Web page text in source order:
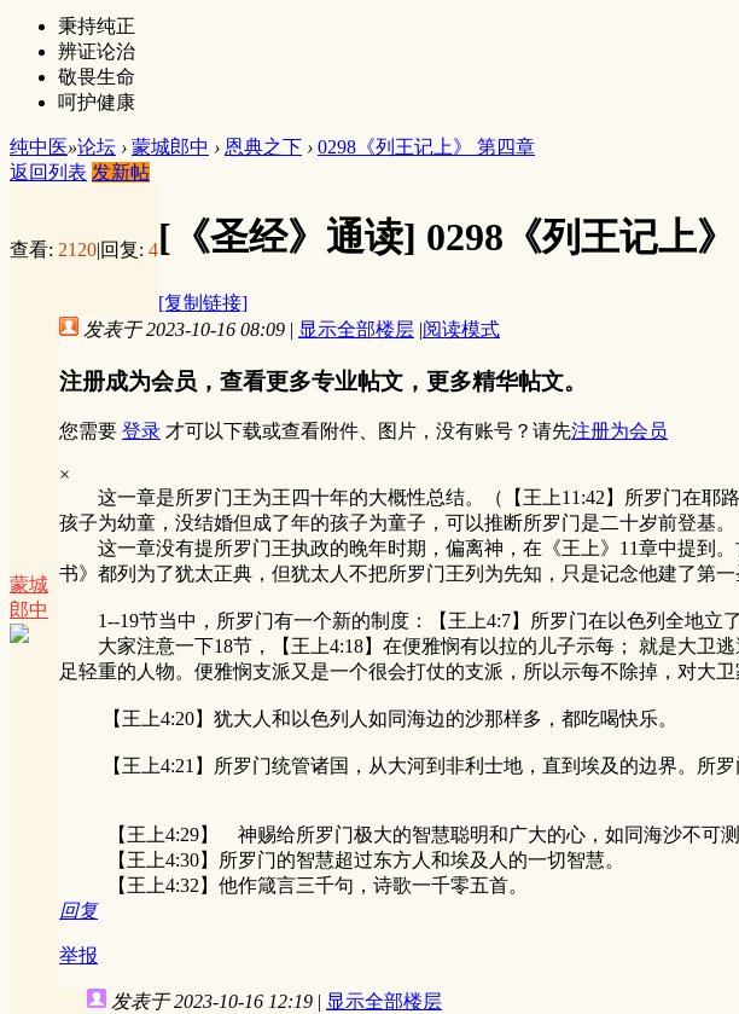
秉持纯正
辨证论治
敬畏生命
呵护健康
纯中医»论坛 › 蒙城郎中 › 恩典之下 › 0298《列王记上》 第四章
返回列表 发新帖
查看: 2120|回复: 4[《圣经》通读] 0298《列王记上
[复制链接]
蒙城
郎中
发表于 2023-10-16 08:09 | 显示全部楼层 |阅读模式
注册成为会员，查看更多专业帖文，更多精华帖文。
您需要 登录 才可以下载或查看附件、图片，没有账号？请先注册为会员
×
这一章是所罗门王为王四十年的大概性总结。（【王上11:42】所罗门在耶
孩子为幼童，没结婚但成了年的孩子为童子，可以推断所罗门是二十岁前登基。
这一章没有提所罗门王执政的晚年时期，偏离神，在《王上》11章中提到。
书》都列为了犹太正典，但犹太人不把所罗门王列为先知，只是记念他建了第一
1--19节当中，所罗门有一个新的制度：【王上4:7】所罗门在以色列全地立
大家注意一下18节，【王上4:18】在便雅悯有以拉的儿子示每； 就是大卫
足轻重的人物。便雅悯支派又是一个很会打仗的支派，所以示每不除掉，对大卫
【王上4:20】犹大人和以色列人如同海边的沙那样多，都吃喝快乐。
【王上4:21】所罗门统管诸国，从大河到非利士地，直到埃及的边界。所罗
【王上4:29】 神赐给所罗门极大的智慧聪明和广大的心，如同海沙不可测
【王上4:30】所罗门的智慧超过东方人和埃及人的一切智慧。
【王上4:32】他作箴言三千句，诗歌一千零五首。
回复
举报
发表于 2023-10-16 12:19 | 显示全部楼层